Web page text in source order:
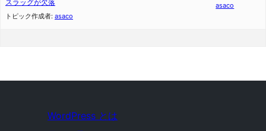
スラッグが欠落
トピック作成者: asaco
asaco
WordPress とは